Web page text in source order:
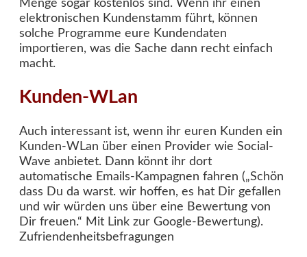
Menge sogar kostenlos sind. Wenn ihr einen
elektronischen Kundenstamm führt, können
solche Programme eure Kundendaten
importieren, was die Sache dann recht einfach
macht.
Kunden-WLan
Auch interessant ist, wenn ihr euren Kunden ein
Kunden-WLan über einen Provider wie Social-
Wave anbietet. Dann könnt ihr dort
automatische Emails-Kampagnen fahren („Schön
dass Du da warst. wir hoffen, es hat Dir gefallen
und wir würden uns über eine Bewertung von
Dir freuen.“ Mit Link zur Google-Bewertung).
Zufriendenheitsbefragungen